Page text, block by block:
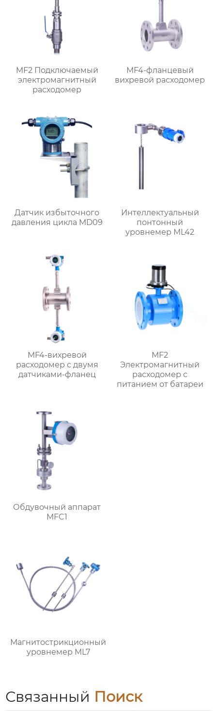
MF2 Подключаемый
электромагнитный
расходомер
MF4-фланцевый
вихревой расходомер
Датчик избыточного
давления цикла MD09
Интеллектуальный
понтонный
уровнемер ML42
MF4-вихревой
расходомер с двумя
датчиками-фланец
MF2
Электромагнитный
расходомер с
питанием от батареи
Обдувочный аппарат
MFC1
Магнитострикционный
уровнемер ML7
Связанный Поиск